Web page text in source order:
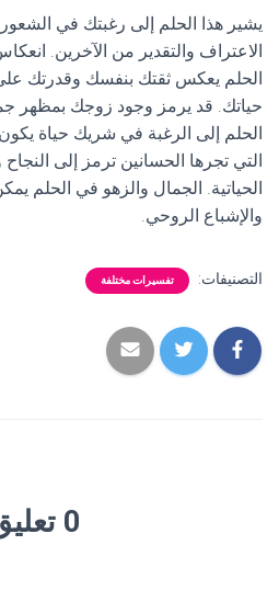
يشير هذا الحلم إلى رغبتك في الشعور
الاعتراف والتقدير من الآخرين.
الحلم يعكس ثقتك بنفسك وقدرتك
حياتك. قد يرمز وجود زوجك بمظهر
الحلم إلى الرغبة في شريك حياة
التي تجرها الحسانين ترمز إلى
الحياتية. الجمال والزهو في الحلم
والإشباع الروحي.
التصنيفات: تفسيرات مختلفة
0 تعليق